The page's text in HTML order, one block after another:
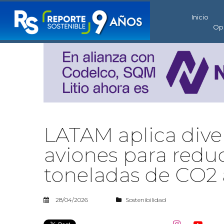
Inicio
LATAM aplica
aviones para
toneladas de CO2
28/04/2026 Sostenibilidad